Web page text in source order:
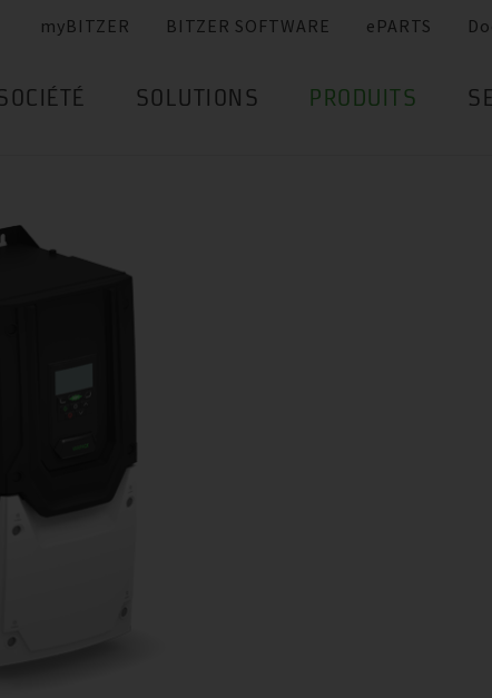
myBITZER BITZER SOFTWARE ePARTS
SOLUTIONS PRODUITS